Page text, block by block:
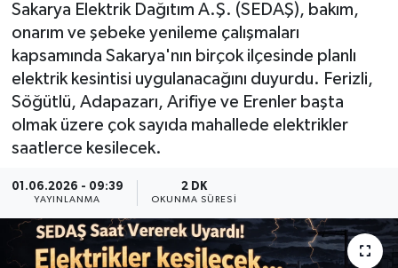
Sakarya Elektrik Dağıtım A.Ş. (SEDAŞ), bakım,
onarım ve şebeke yenileme çalışmaları
kapsamında Sakarya'nın birçok ilçesinde planlı
elektrik kesintisi uygulanacağını duyurdu. Ferizli,
Söğütlü, Adapazarı, Arifiye ve Erenler başta
olmak üzere çok sayıda mahallede elektrikler
saatlerce kesilecek.
01.06.2026 - 09:39
YAYINLANMA
2 DK
OKUNMA SÜRESI